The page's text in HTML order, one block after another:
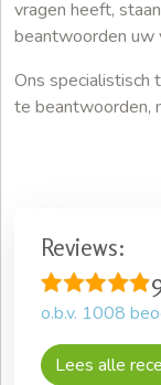
vragen heeft,
beantwoorden uw
Ons specialistisch
te beantwoorden,
Reviews:
o.b.v. 1008
Lees alle